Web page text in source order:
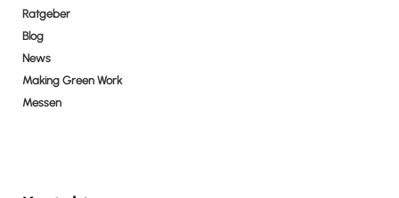
Ratgeber
Blog
News
Making Green Work
Messen